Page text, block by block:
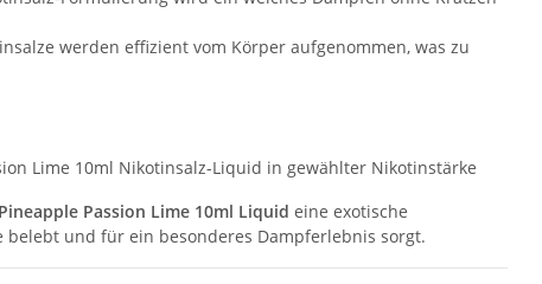
werden effizient vom Körper aufgenommen, was zu
Lime 10ml Nikotinsalz-Liquid in gewählter Nikotinstärke
Pineapple Passion Lime 10ml Liquid eine exotische
belebt und für ein besonderes Dampferlebnis sorgt.